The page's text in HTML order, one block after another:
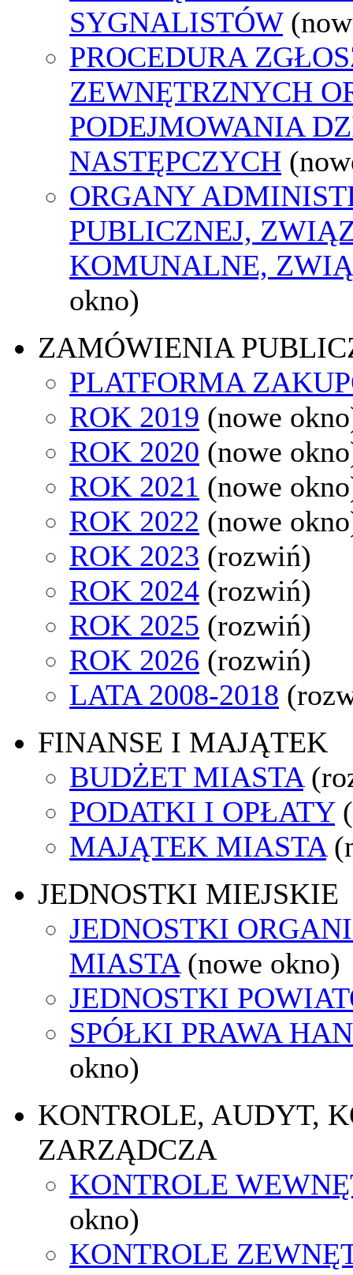
SYGNALISTÓW
PROCEDURA
ZEWNĘTRZNYCH
PODEJMOWANIA
NASTĘPCZYCH
ORGANY
PUBLICZNEJ,
KOMUNALNE,
okno)
ZAMÓWIENIA
PLATFORMA
ROK 2019 (nowe
ROK 2020 (nowe
ROK 2021 (nowe
ROK 2022 (nowe
ROK 2023 (rozwiń)
ROK 2024 (rozwiń)
ROK 2025 (rozwiń)
ROK 2026 (rozwiń)
LATA 2008-2018
FINANSE I MAJĄTEK
BUDŻET MIASTA
PODATKI I OPŁATY
MAJĄTEK MIASTA
JEDNOSTKI MIEJSKIE
JEDNOSTKI
MIASTA (nowe okno)
JEDNOSTKI
SPÓŁKI PRAWA
okno)
KONTROLE, AUDYT,
ZARZĄDCZA
KONTROLE
okno)
KONTROLE